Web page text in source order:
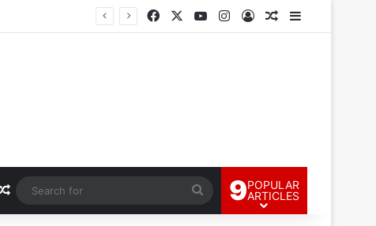
FacebookYouTubeInstagram
Log InRandom Article
Sidebar
Random Article
Search
for
9POPULAR
ARTICLES